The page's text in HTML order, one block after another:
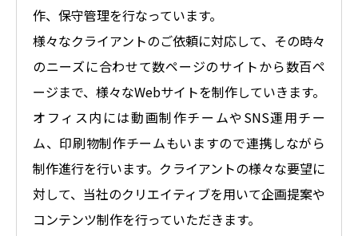
作、保守管理を行なっています。
様々なクライアントのご依頼に対応して、その時々
のニーズに合わせて数ページのサイトから数百ペ
ージまで、様々なWebサイトを制作していきます。
オフィス内には動画制作チームやSNS運用チー
ム、印刷物制作チームもいますので連携しながら
制作進行を行います。クライアントの様々な要望に
対して、当社のクリエイティブを用いて企画提案や
コンテンツ制作を行っていただきます。